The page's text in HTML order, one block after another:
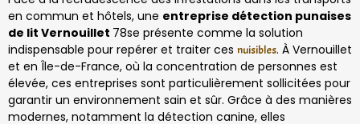
en commun et hôtels, une entreprise détection punaises
de lit Vernouillet 78se présente comme la solution
indispensable pour repérer et traiter ces nuisibles. À Vernouillet
et en Île-de-France, où la concentration de personnes est
élevée, ces entreprises sont particulièrement sollicitées pour
garantir un environnement sain et sûr. Grâce à des manières
modernes, notamment la détection canine, elles